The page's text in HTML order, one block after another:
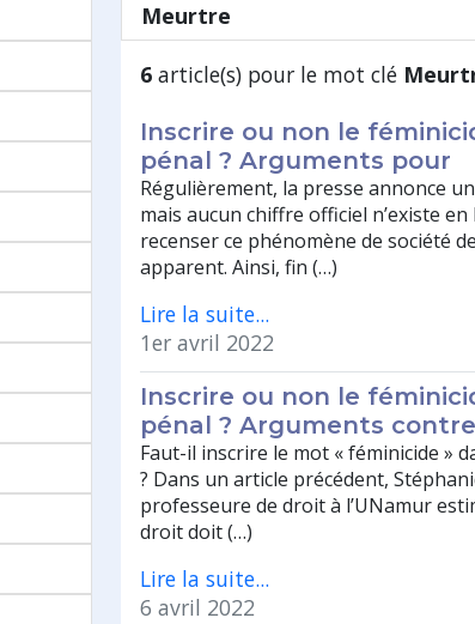
Meurtre
6 article(s) pour le mot clé
Inscrire ou non le
pénal ? Arguments pour
Régulièrement, la presse annonce
mais aucun chiffre officiel n’existe
recenser ce phénomène de société
apparent. Ainsi, fin (…)
Lire la suite...
1er avril 2022
Inscrire ou non le
pénal ? Arguments contre
Faut-il inscrire le mot « féminicide »
? Dans un article précédent,
professeure de droit à l’UNamur
droit doit (…)
Lire la suite...
6 avril 2022